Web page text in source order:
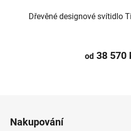
Dřevěné designové svítidlo
od38 570
Nakupování